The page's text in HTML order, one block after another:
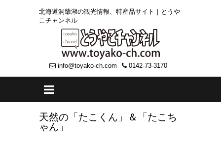
北海道洞爺湖の観光情報、特産品サイト｜とうや
こチャンネル
info@toyako-ch.com 0142-73-3170
天然の「たこくん」＆「たこち
ゃん」